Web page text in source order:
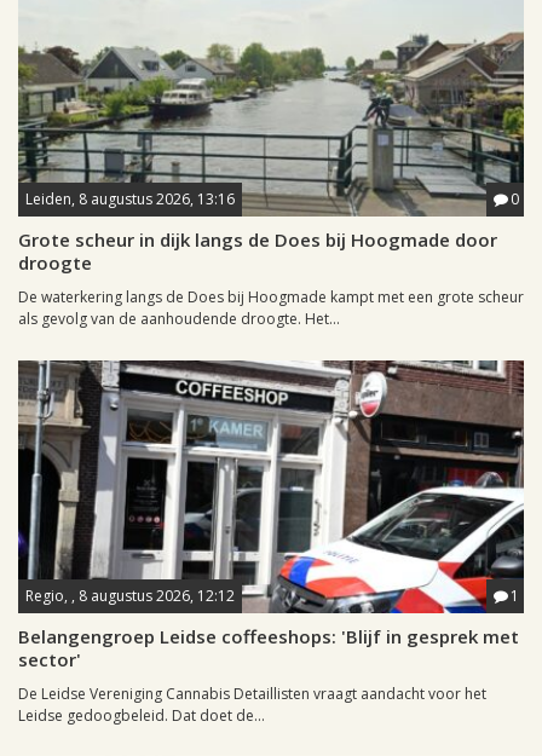
Leiden, 8 augustus 2026, 13:16 0
Grote scheur in dijk langs de Does bij Hoogmade door
droogte
De waterkering langs de Does bij Hoogmade kampt met een grote scheur
als gevolg van de aanhoudende droogte. Het...
Regio, , 8 augustus 2026, 12:12 1
Belangengroep Leidse coffeeshops: 'Blijf in gesprek met
sector'
De Leidse Vereniging Cannabis Detaillisten vraagt aandacht voor het
Leidse gedoogbeleid. Dat doet de...